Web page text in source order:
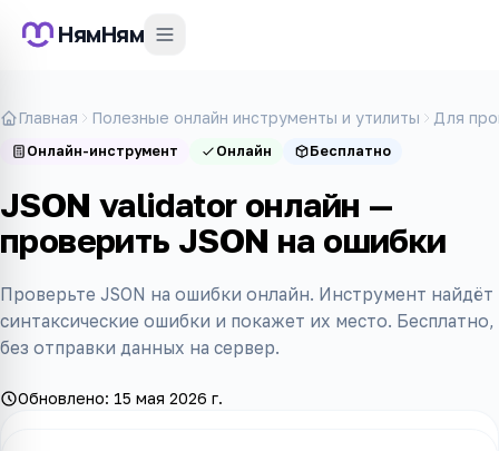
НямНям
Главная Полезные онлайн инструменты и утилиты Для
Онлайн-инструмент Онлайн Бесплатно
JSON validator онлайн —
проверить JSON на ошибки
Проверьте JSON на ошибки онлайн. Инструмент найдёт
синтаксические ошибки и покажет их место. Бесплатно,
без отправки данных на сервер.
Обновлено: 15 мая 2026 г.